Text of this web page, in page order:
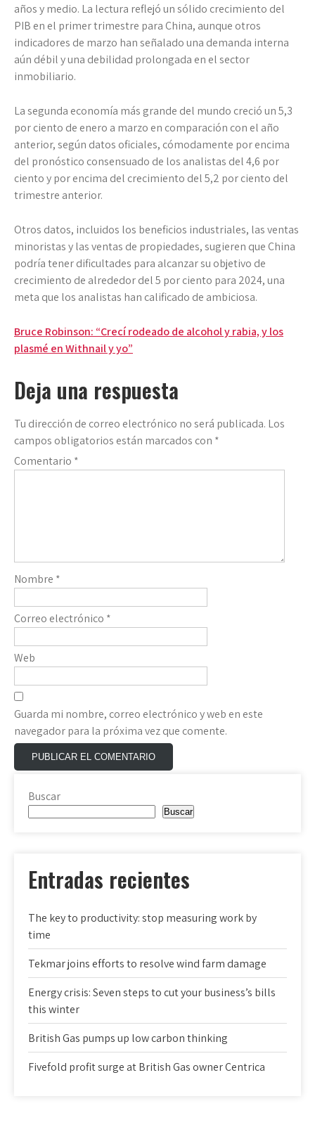
años y medio. La lectura reflejó un sólido crecimiento del
PIB en el primer trimestre para China, aunque otros
indicadores de marzo han señalado una demanda interna
aún débil y una debilidad prolongada en el sector
inmobiliario.
La segunda economía más grande del mundo creció un 5,3
por ciento de enero a marzo en comparación con el año
anterior, según datos oficiales, cómodamente por encima
del pronóstico consensuado de los analistas del 4,6 por
ciento y por encima del crecimiento del 5,2 por ciento del
trimestre anterior.
Otros datos, incluidos los beneficios industriales, las ventas
minoristas y las ventas de propiedades, sugieren que China
podría tener dificultades para alcanzar su objetivo de
crecimiento de alrededor del 5 por ciento para 2024, una
meta que los analistas han calificado de ambiciosa.
Navegación
de
entradas
Bruce Robinson: “Crecí rodeado de alcohol y rabia, y los
plasmé en Withnail y yo”
Deja una respuesta
Tu dirección de correo electrónico no será publicada. Los
campos obligatorios están marcados con *
Comentario *
Nombre *
Correo electrónico *
Web
Guarda mi nombre, correo electrónico y web en este
navegador para la próxima vez que comente.
Buscar
Buscar
Entradas recientes
The key to productivity: stop measuring work by
time
Tekmar joins efforts to resolve wind farm damage
Energy crisis: Seven steps to cut your business’s bills
this winter
British Gas pumps up low carbon thinking
Fivefold profit surge at British Gas owner Centrica